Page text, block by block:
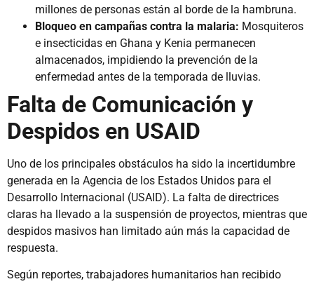
millones de personas están al borde de la hambruna.
Bloqueo en campañas contra la malaria: Mosquiteros
e insecticidas en Ghana y Kenia permanecen
almacenados, impidiendo la prevención de la
enfermedad antes de la temporada de lluvias.
Falta de Comunicación y
Despidos en USAID
Uno de los principales obstáculos ha sido la incertidumbre
generada en la Agencia de los Estados Unidos para el
Desarrollo Internacional (USAID). La falta de directrices
claras ha llevado a la suspensión de proyectos, mientras que
despidos masivos han limitado aún más la capacidad de
respuesta.
Según reportes, trabajadores humanitarios han recibido